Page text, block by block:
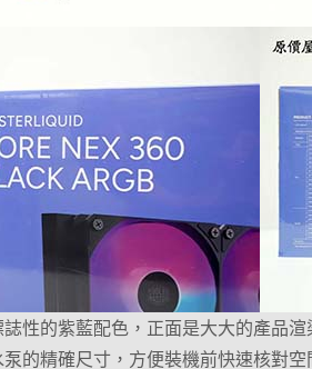
性的紫藍配色，正面是大大的產品
的精確尺寸，方便裝機前快速核對